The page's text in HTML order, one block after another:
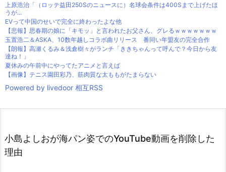
上原浩治「（ロッテ益田250Sのニュースに）名球会条件は400Sまで上げたほ
うが...
EVって中国のせいで完全に終わったよな他
【悲報】思春期の娘に「キモッ」と言われたお父さん、グレるｗｗｗｗｗｗｗ
玉置浩二＆ASKA、10数年越しコラボ曲リリース 番同い年盟友の完全合作
【朗報】高瀬くるみ＆浅倉樹々がランチ「ききちゃんって呼んで？今日から友
達ね！」
夏休みの午前中にやってたアニメと言えば
【画像】テニス園田彩乃、筋肉質な太ももがたまらない
Powered by livedoor 相互RSS
小島よしおが海パン姿でのYouTube動画を削除した
理由